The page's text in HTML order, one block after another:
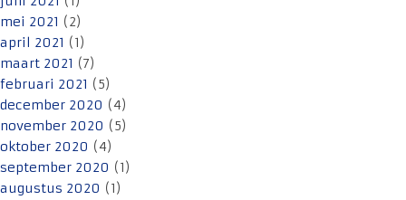
mei 2021 (2)
april 2021 (1)
maart 2021 (7)
februari 2021 (5)
december 2020 (4)
november 2020 (5)
oktober 2020 (4)
september 2020 (1)
augustus 2020 (1)